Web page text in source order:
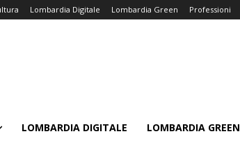
Lombardia Digitale Lombardia Green Professioni
LOMBARDIA DIGITALE LOMBARDIA GREEN